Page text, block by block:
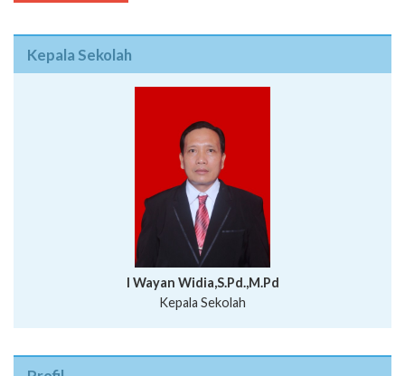
Kepala Sekolah
I Wayan Widia,S.Pd.,M.Pd
Kepala Sekolah